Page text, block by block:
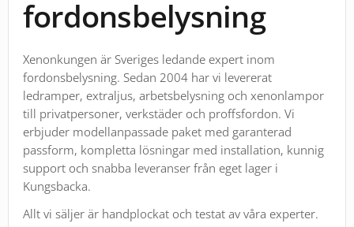
fordonsbelysning
Xenonkungen är Sveriges ledande expert inom
fordonsbelysning. Sedan 2004 har vi levererat
ledramper, extraljus, arbetsbelysning och xenonlampor
till privatpersoner, verkstäder och proffsfordon. Vi
erbjuder modellanpassade paket med garanterad
passform, kompletta lösningar med installation, kunnig
support och snabba leveranser från eget lager i
Kungsbacka.
Allt vi säljer är handplockat och testat av våra experter.